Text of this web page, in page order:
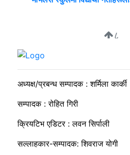
८
निगम र उद्योगीको समान भाषा,
अध्यक्ष/प्रबन्ध सम्पादक : शर्मिला कार्की
सम्पादक : रोहित गिरी
क्रियटिभ एडिटर : लवन सिर्पाली
सल्लाहकार-सम्पादक: शिवराज योगी